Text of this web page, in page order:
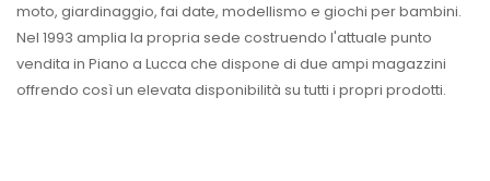
moto, giardinaggio, fai date, modellismo e giochi per bambini.
Nel 1993 amplia la propria sede costruendo l'attuale punto
vendita in Piano a Lucca che dispone di due ampi magazzini
offrendo così un elevata disponibilità su tutti i propri prodotti.